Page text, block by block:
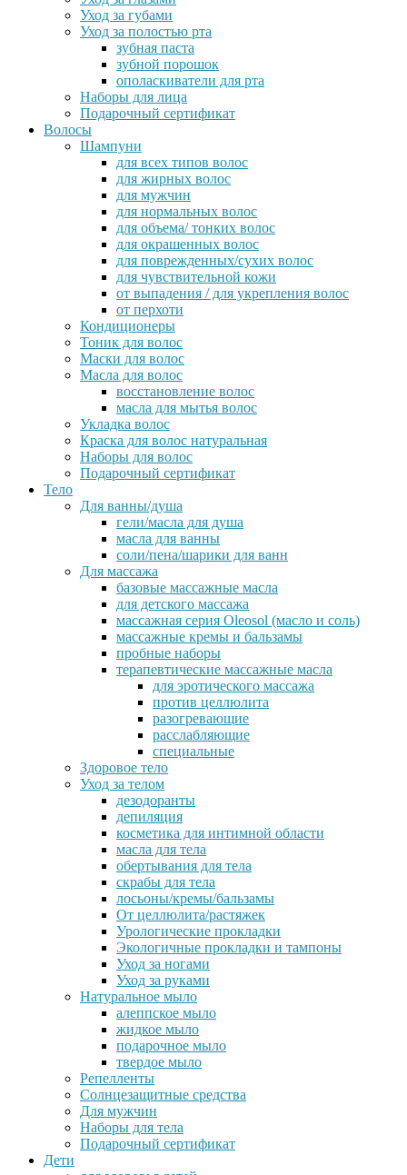
Уход за губами
Уход за полостью рта
зубная паста
зубной порошок
ополаскиватели для рта
Наборы для лица
Подарочный сертификат
Волосы
Шампуни
для всех типов волос
для жирных волос
для мужчин
для нормальных волос
для объема/ тонких волос
для окрашенных волос
для поврежденных/сухих волос
для чувствительной кожи
от выпадения / для укрепления волос
от перхоти
Кондиционеры
Тоник для волос
Маски для волос
Масла для волос
восстановление волос
масла для мытья волос
Укладка волос
Краска для волос натуральная
Наборы для волос
Подарочный сертификат
Тело
Для ванны/душа
гели/масла для душа
масла для ванны
соли/пена/шарики для ванн
Для массажа
базовые массажные масла
для детского массажа
массажная серия Oleosol (масло и соль)
массажные кремы и бальзамы
пробные наборы
терапевтические массажные масла
для эротического массажа
против целлюлита
разогревающие
расслабляющие
специальные
Здоровое тело
Уход за телом
дезодоранты
депиляция
косметика для интимной области
масла для тела
обертывания для тела
скрабы для тела
лосьоны/кремы/бальзамы
От целлюлита/растяжек
Урологические прокладки
Экологичные прокладки и тампоны
Уход за ногами
Уход за руками
Натуральное мыло
алеппское мыло
жидкое мыло
подарочное мыло
твердое мыло
Репелленты
Солнцезащитные средства
Для мужчин
Наборы для тела
Подарочный сертификат
Дети